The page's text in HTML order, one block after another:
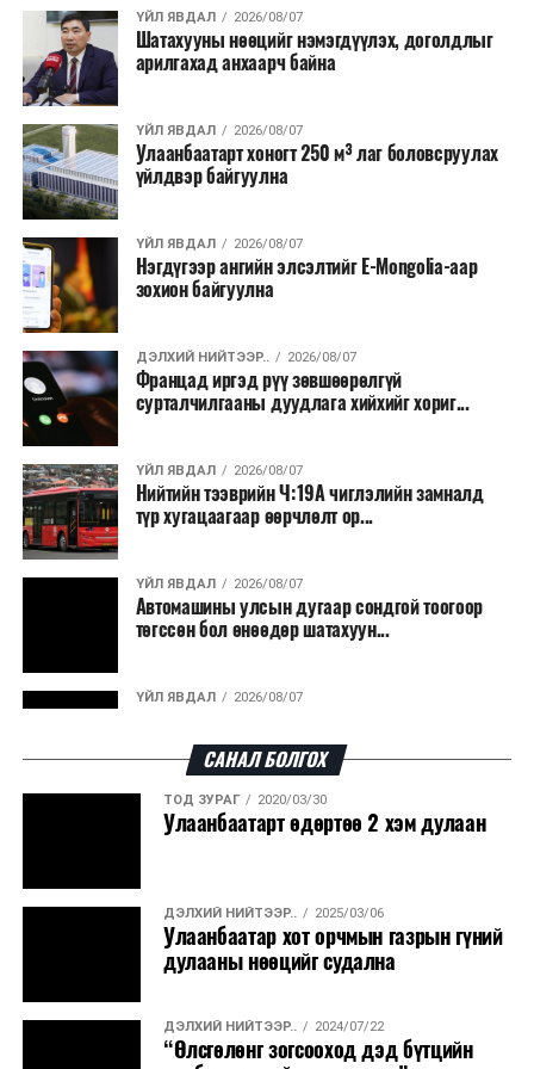
хэлбэрээр хэрэгжүүлэхээр тусгажээ.
Лаг хатаах, шатаах технологи нь бохир ус цэвэрлэх
байгууламжаас гардаг лагийг байгаль орчинд аюулгүй
аргаар боловсруулж, эзлэхүүнийг эрс бууруулах
зориулалттай. Лагийг өндөр температурт шатааснаар
эзлэхүүн нь 90 хүртэл хувиар буурч, бактери, вирус
болон бусад өвчин үүсгэгч бичил биетнийг устгах
боломжтой.
Түүнчлэн шаталтын явцад үүсэх дулааныг цахилгаан
болон дулааны эрчим хүч үйлдвэрлэхэд ашиглаж
болдог. Зарим технологийн хувьд шаталтын дараа
үлдэх үнснээс фосфор зэрэг ашигт эрдсийг сэргээн
авах боломжтой аж.
Япон, Герман, Швейцар, Нидерланд, Өмнөд Солонгос
зэрэг улс лаг хатаах, шатаах технологийг ашиглаж
байна. Тухайлбал, Германд лаг шатаах үйлдвэрээс
гарсан үнснээс фосфор сэргээн авах технологи
ашигладаг бол Нидерландад төвлөрсөн лаг
боловсруулах үйлдвэрүүдээр дулаан, цахилгаан
эрчим хүч үйлдвэрлэдэг.
Ийнхүү лаг хатаах, шатаах технологийг лагийн
үйлдвэрлэх, нөөцийг дахин ашиглах чиглэлээр олон
улсад өргөн ашиглаж байна.
ҮЙЛ ЯВДАЛ 2026/08/07
Шатахууны нөөцийг нэмэгдүүлэх, доголдлыг
арилгахад анхаарч байна
ҮЙЛ ЯВДАЛ 2026/08/07
Улаанбаатарт хоногт 250 м³ лаг боловсруулах
үйлдвэр байгуулна
ҮЙЛ ЯВДАЛ 2026/08/07
Нэгдүгээр ангийн элсэлтийг E-Mongolia-аар
зохион байгуулна
ДЭЛХИЙ НИЙТЭЭР.. 2026/08/07
Францад иргэд рүү зөвшөөрөлгүй
сурталчилгааны дуудлага хийхийг хориг...
ҮЙЛ ЯВДАЛ 2026/08/07
Нийтийн тээврийн Ч:19А чиглэлийн замналд
түр хугацаагаар өөрчлөлт ор...
ҮЙЛ ЯВДАЛ 2026/08/07
Автомашины улсын дугаар сондгой тоогоор
төгссөн бол өнөөдөр шатахуун...
ҮЙЛ ЯВДАЛ 2026/08/07
ДЭЛХИЙ НИЙТЭЭР..
“Уралдронзавод” компанийн ерөнхий
ҮЙЛ ЯВДАЛ
Сүхбаатар боомтоор тав хоногт 10 мянга гаруй
тонн АИ-92 автобензин и...
ДЭЛХИЙ НИЙТЭЭР..
Вашингтон мужийн ой хээрийн түймрийг
САНАЛ БОЛГОХ
ТОД ЗУРАГ 2020/03/30
Улаанбаатарт өдөртөө 2 хэм дулаан
ДЭЛХИЙ НИЙТЭЭР.. 2025/03/06
Улаанбаатар хот орчмын газрын гүний
дулааны нөөцийг судална
ДЭЛХИЙ НИЙТЭЭР.. 2024/07/22
“Өлсгөлөнг зогсооход дэд бүтцийн